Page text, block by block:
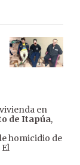
en
de Itapúa,
homicidio de
El